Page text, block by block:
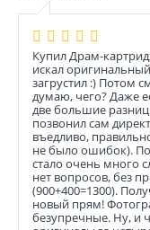
Купил Драм-
искал
загрустил :) Потом
думаю, чего? Даже
две большие
позвонил сам
въедливо,
не было ошибок).
стало очень много
нет вопросов, без
(900+400=1300).
новый прям!
безупречные. Ну, и